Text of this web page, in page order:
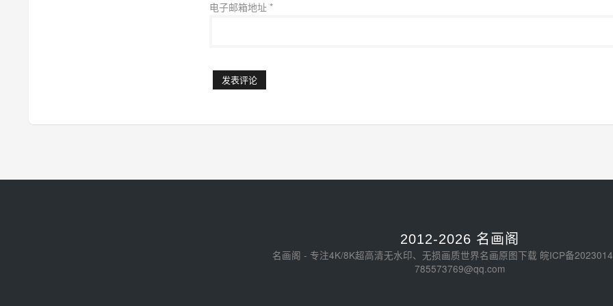
电子邮箱地址*
2012-2026 名画阁
名画阁 - 专注4K/8K超高清无水印、无损画质世界名画原图下载 皖ICP备
785573769@qq.com